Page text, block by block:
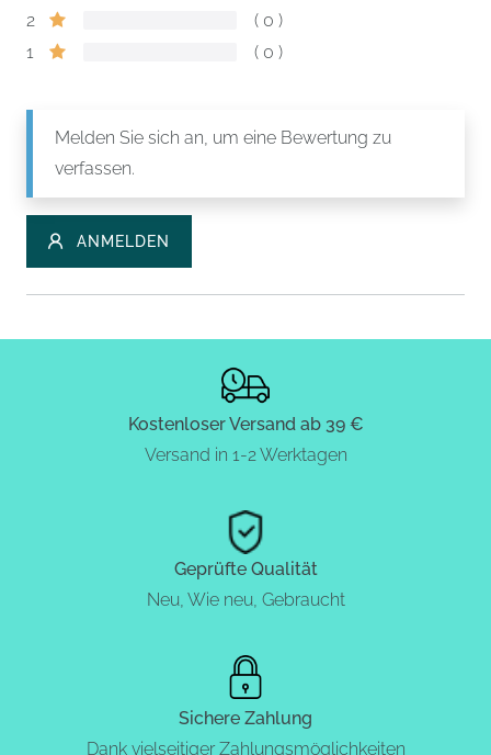
2
0
1
0
Melden Sie sich an, um eine Bewertung zu
verfassen.
ANMELDEN
Kostenloser Versand ab 39 €
Versand in 1-2 Werktagen
Geprüfte Qualität
Neu, Wie neu, Gebraucht
Sichere Zahlung
Dank vielseitiger Zahlungsmöglichkeiten